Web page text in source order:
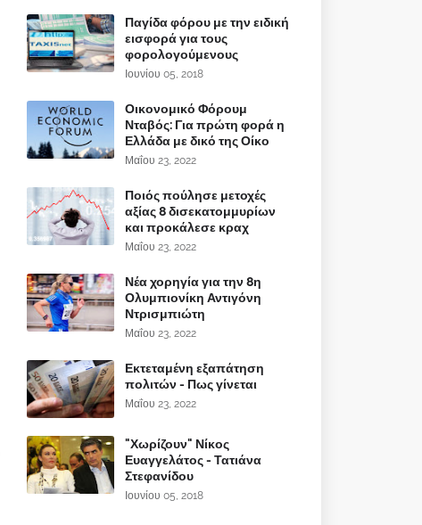
Παγίδα φόρου με την ειδική
εισφορά για τους
φορολογούμενους
Ιουνίου 05, 2018
Οικονομικό Φόρουμ
Νταβός: Για πρώτη φορά η
Ελλάδα με δικό της Οίκο
Μαΐου 23, 2022
Ποιός πούλησε μετοχές
αξίας 8 δισεκατομμυρίων
και προκάλεσε κραχ
Μαΐου 23, 2022
Νέα χορηγία για την 8η
Ολυμπιονίκη Αντιγόνη
Ντρισμπιώτη
Μαΐου 23, 2022
Εκτεταμένη εξαπάτηση
πολιτών - Πως γίνεται
Μαΐου 23, 2022
"Χωρίζουν" Νίκος
Ευαγγελάτος - Τατιάνα
Στεφανίδου
Ιουνίου 05, 2018